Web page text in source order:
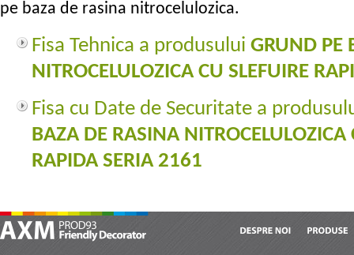
pe baza de rasina nitrocelulozica.
Fisa Tehnica a produsului GRUND PE
NITROCELULOZICA CU SLEFUIRE
Fisa cu Date de Securitate a
BAZA DE RASINA NITROCELULOZICA
RAPIDA SERIA 2161